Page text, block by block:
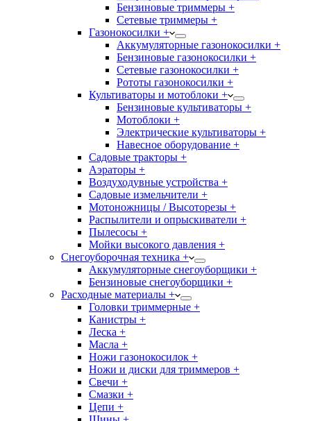
Бензиновые триммеры +
Сетевые триммеры +
Газонокосилки +
Аккумуляторные газонокосилки +
Бензиновые газонокосилки +
Сетевые газонокосилки +
Рототы газонокосилки +
Культиваторы и мотоблоки +
Бензиновые культиваторы +
Мотоблоки +
Электрические культиваторы +
Навесное оборудование +
Садовые тракторы +
Аэраторы +
Воздуходувные устройства +
Садовые измельчители +
Мотоножницы / Высоторезы +
Распылители и опрыскиватели +
Пылесосы +
Мойки высокого давления +
Снегоуборочная техника +
Аккумуляторные снегоуборщики +
Бензиновые снегоуборщики +
Расходные материалы +
Головки триммерные +
Канистры +
Леска +
Масла +
Ножи газонокосилок +
Ножи и диски для триммеров +
Свечи +
Смазки +
Цепи +